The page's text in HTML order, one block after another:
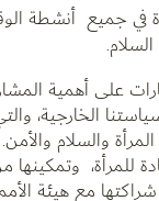
في جميع أنشطة
على أهمية
رقم 1325 بشأن المرأة
للمرأة،
مع هيئة